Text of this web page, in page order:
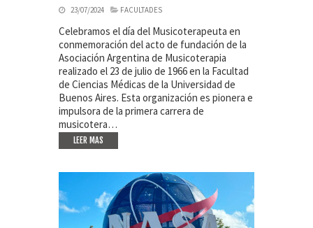
23/07/2024 FACULTADES
Celebramos el día del Musicoterapeuta en
conmemoración del acto de fundación de la
Asociación Argentina de Musicoterapia
realizado el 23 de julio de 1966 en la Facultad
de Ciencias Médicas de la Universidad de
Buenos Aires. Esta organización es pionera e
impulsora de la primera carrera de
musicotera…
LEER MAS